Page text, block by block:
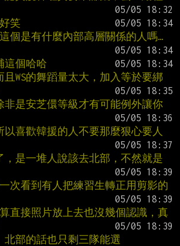
笑
個是有什麼內部高層關係的人嗎…
個哈哈
WS的舞蹈量太大，加入等於要綁
非是安芝儇等級才有可能例外讓你
喜歡韓援的人不要那麼狠心要人
是一堆人說該去北部，不然就是
次看到有人把練習生轉正用剪影的
直接照片放上去也沒幾個認識，真
北部的話也只剩三隊能選